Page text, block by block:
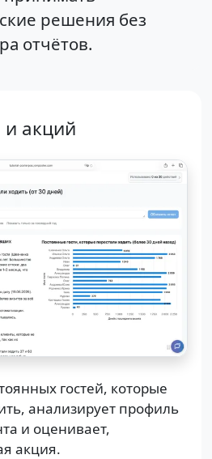
решения без
отчётов.
и акций
гостей, которые
анализирует профиль
и оценивает,
акция.